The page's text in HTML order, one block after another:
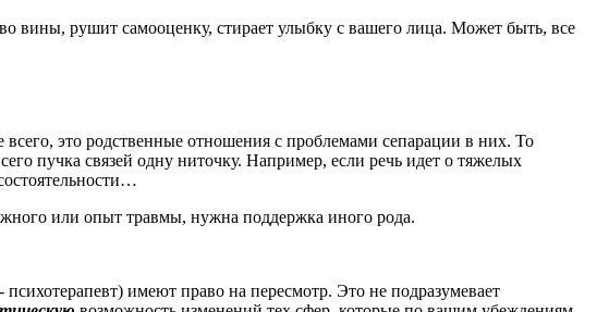
вины, рушит самооценку, стирает улыбку с вашего лица. Может быть, все
это родственные отношения с проблемами сепарации в них. То
пучка связей одну ниточку. Например, если речь идет о тяжелых
или опыт травмы, нужна поддержка иного рода.
имеют право на пересмотр. Это не подразумевает